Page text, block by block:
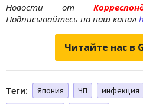
Новости от
Подписывайтесь на наш канал
Читайте нас в
Теги: Япония ЧП инфекция